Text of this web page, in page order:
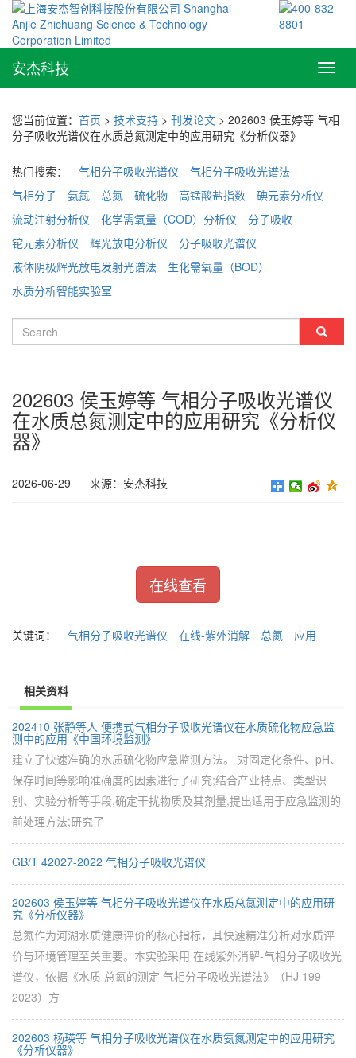
安杰科技
您当前位置： 首页 > 技术支持 > 刊发论文 > 202603 侯玉婷等 气相
分子吸收光谱仪在水质总氮测定中的应用研究《分析仪器》
热门搜索： 气相分子吸收光谱仪
气相分子吸收光谱法
气相分子
氨氮 总氮 硫化物 高锰酸盐指数
碘元素分析仪
流动注射分析仪
化学需氧量（COD）分析仪
分子吸收
铊元素分析仪
辉光放电分析仪
分子吸收光谱仪
液体阴极辉光放电发射光谱法
生化需氧量（BOD）
水质分析智能实验室
202603 侯玉婷等 气相分子吸收光谱仪
在水质总氮测定中的应用研究《分析仪
器》
2026-06-29 来源：安杰科技
在线查看
关键词： 气相分子吸收光谱仪 在线-紫外消解 总氮 应用
相关资料
202410 张静等人 便携式气相分子吸收光谱仪在水质硫化物应急监
测中的应用《中国环境监测》
建立了快速准确的水质硫化物应急监测方法。 对固定化条件、pH、
保存时间等影响准确度的因素进行了研究;结合产业特点、类型识
别、实验分析等手段,确定干扰物质及其剂量,提出适用于应急监测的
前处理方法;研究了
GB/T 42027-2022 气相分子吸收光谱仪
202603 侯玉婷等 气相分子吸收光谱仪在水质总氮测定中的应用研
究《分析仪器》
总氮作为河湖水质健康评价的核心指标，其快速精准分析对水质评
价与环境管理至关重要。本实验采用 在线紫外消解-气相分子吸收光
谱仪，依据《水质 总氮的测定 气相分子吸收光谱法》（HJ 199—
2023）方
202603 杨瑛等 气相分子吸收光谱仪在水质氨氮测定中的应用研究
《分析仪器》